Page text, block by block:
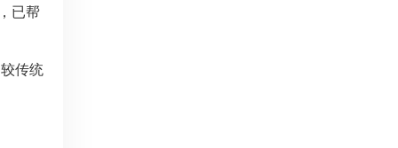
已帮
传统